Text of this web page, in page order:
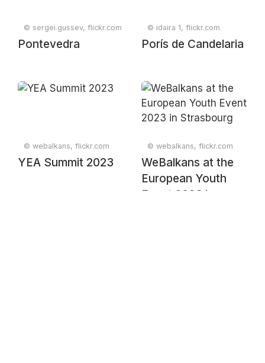
© sergei.gussev, flickr.com
Pontevedra
© idaira 1, flickr.com
Porís de Candelaria
© webalkans, flickr.com
YEA Summit 2023
© webalkans, flickr.com
WeBalkans at the
European Youth
Event 2023 in